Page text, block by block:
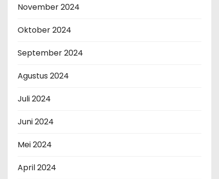
November 2024
Oktober 2024
September 2024
Agustus 2024
Juli 2024
Juni 2024
Mei 2024
April 2024